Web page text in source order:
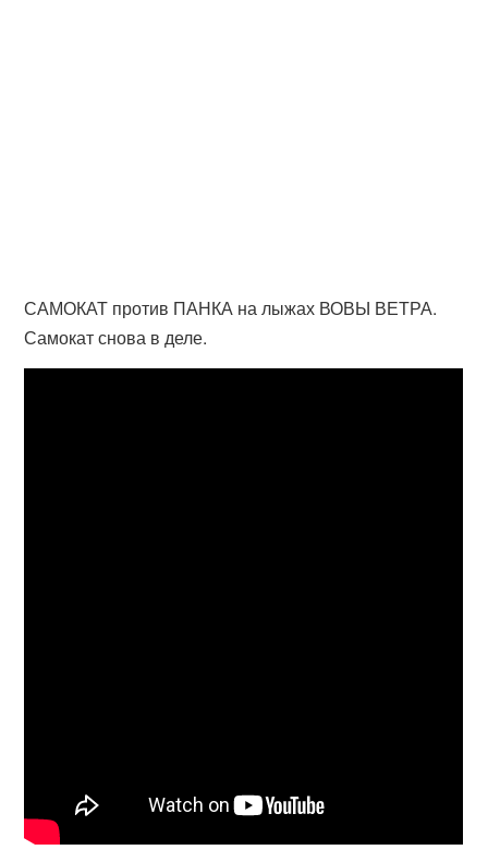
САМОКАТ против ПАНКА на лыжах ВОВЫ ВЕТРА.
Самокат снова в деле.